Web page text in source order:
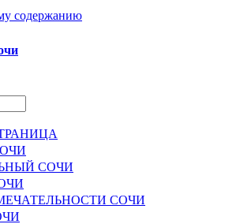
содержанию
СОЧИ
СОЧИ